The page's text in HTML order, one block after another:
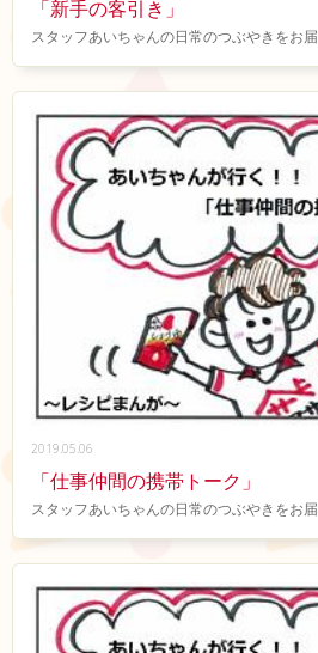
「新手の客引き」
スタッフあいちゃんの日常のつぶやきをお
2019.05.06
「仕事仲間の携帯トーク」
スタッフあいちゃんの日常のつぶやきをお